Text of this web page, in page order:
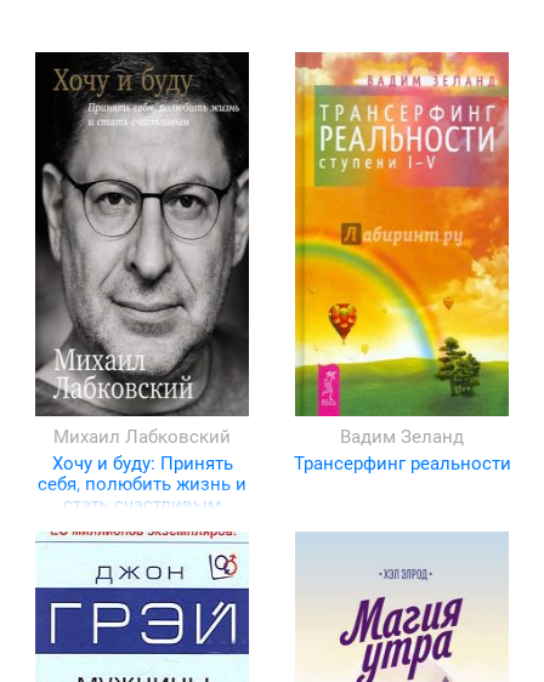
Михаил Лабковский
Хочу и буду: Принять
себя, полюбить жизнь и
стать счастливым
Вадим Зеланд
Трансерфинг реальности